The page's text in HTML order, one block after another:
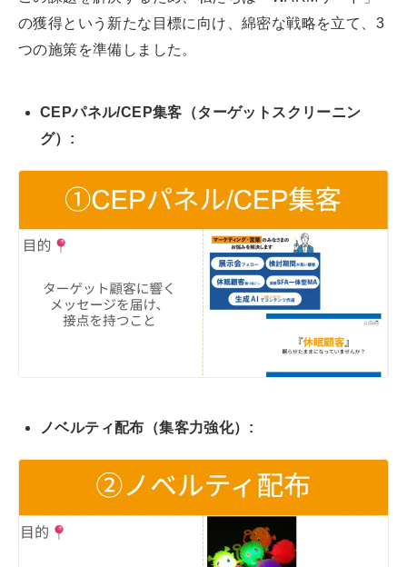
の獲得という新たな目標に向け、綿密な戦略を立て、3
つの施策を準備しました。
CEPパネル/CEP集客（ターゲットスクリーニン
グ）:
ノベルティ配布（集客力強化）: